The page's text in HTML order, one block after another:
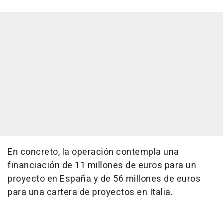
En concreto, la operación contempla una
financiación de 11 millones de euros para un
proyecto en España y de 56 millones de euros
para una cartera de proyectos en Italia.